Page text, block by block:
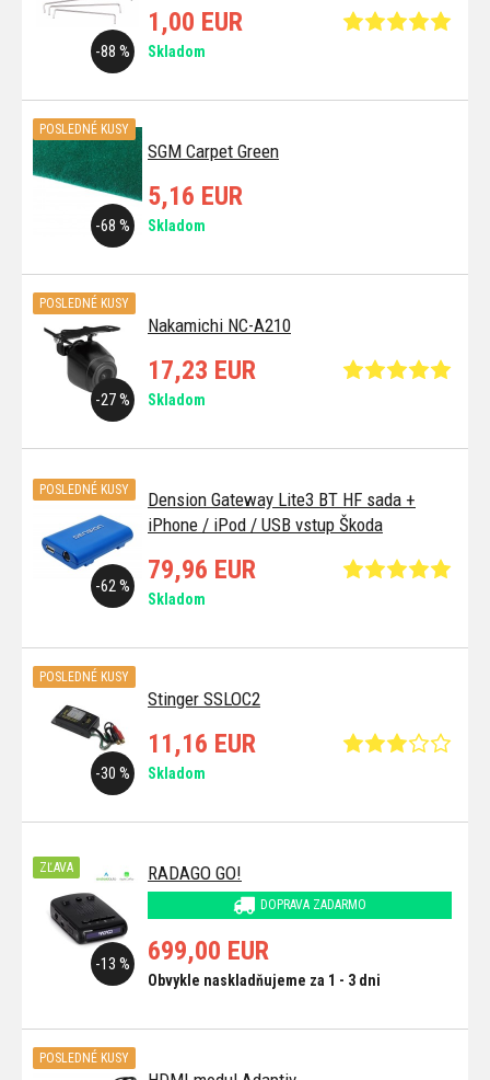
-88 %
1,00 EUR
Skladom
SGM Carpet Green
-68 %
POSLEDNÉ KUSY
5,16 EUR
Skladom
Nakamichi NC-A210
-27 %
POSLEDNÉ KUSY
17,23 EUR
Skladom
Dension Gateway Lite3 BT HF sada +
iPhone / iPod / USB vstup Škoda
-62 %
POSLEDNÉ KUSY
79,96 EUR
Skladom
Stinger SSLOC2
-30 %
POSLEDNÉ KUSY
11,16 EUR
Skladom
RADAGO GO!
DOPRAVA ZADARMO
-13 %
ZĽAVA
699,00 EUR
Obvykle naskladňujeme za 1 - 3 dni
POSLEDNÉ KUSY